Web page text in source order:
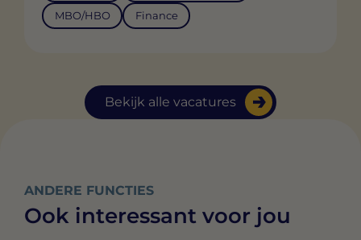
Bekijk alle vacatures
MBO/HBO Finance
ANDERE FUNCTIES
Ook interessant voor jou